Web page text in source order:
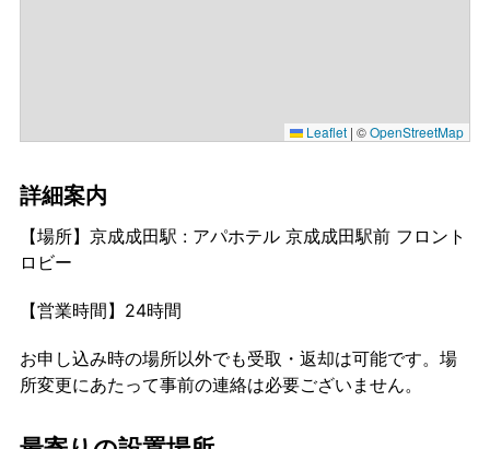
Leaflet | ©OpenStreetMap
詳細案内
【場所】京成成田駅 : アパホテル 京成成田駅前 フロント
ロビー
【営業時間】24時間
お申し込み時の場所以外でも受取・返却は可能です。場
所変更にあたって事前の連絡は必要ございません。